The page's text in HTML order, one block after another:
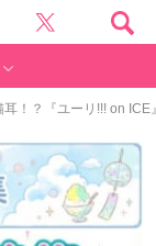
！？『ユーリ!!! on